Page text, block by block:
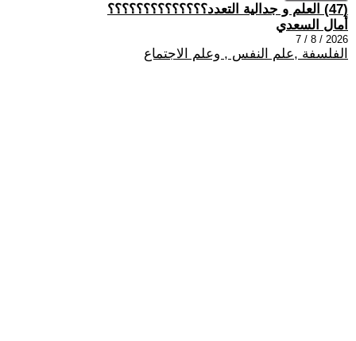
(47) العلم و جدالية التعدد؟؟؟؟؟؟؟؟؟؟؟؟؟؟
أمال السعدي
2026 / 8 / 7
الفلسفة ,علم النفس , وعلم الاجتماع